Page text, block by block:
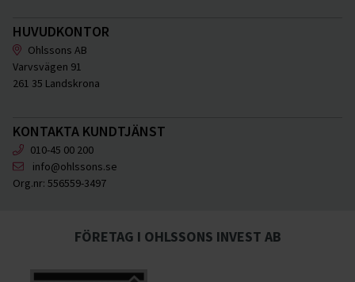
HUVUDKONTOR
Ohlssons AB
Varvsvägen 91
261 35 Landskrona
KONTAKTA KUNDTJÄNST
010-45 00 200
info@ohlssons.se
Org.nr: 556559-3497
FÖRETAG I OHLSSONS INVEST AB